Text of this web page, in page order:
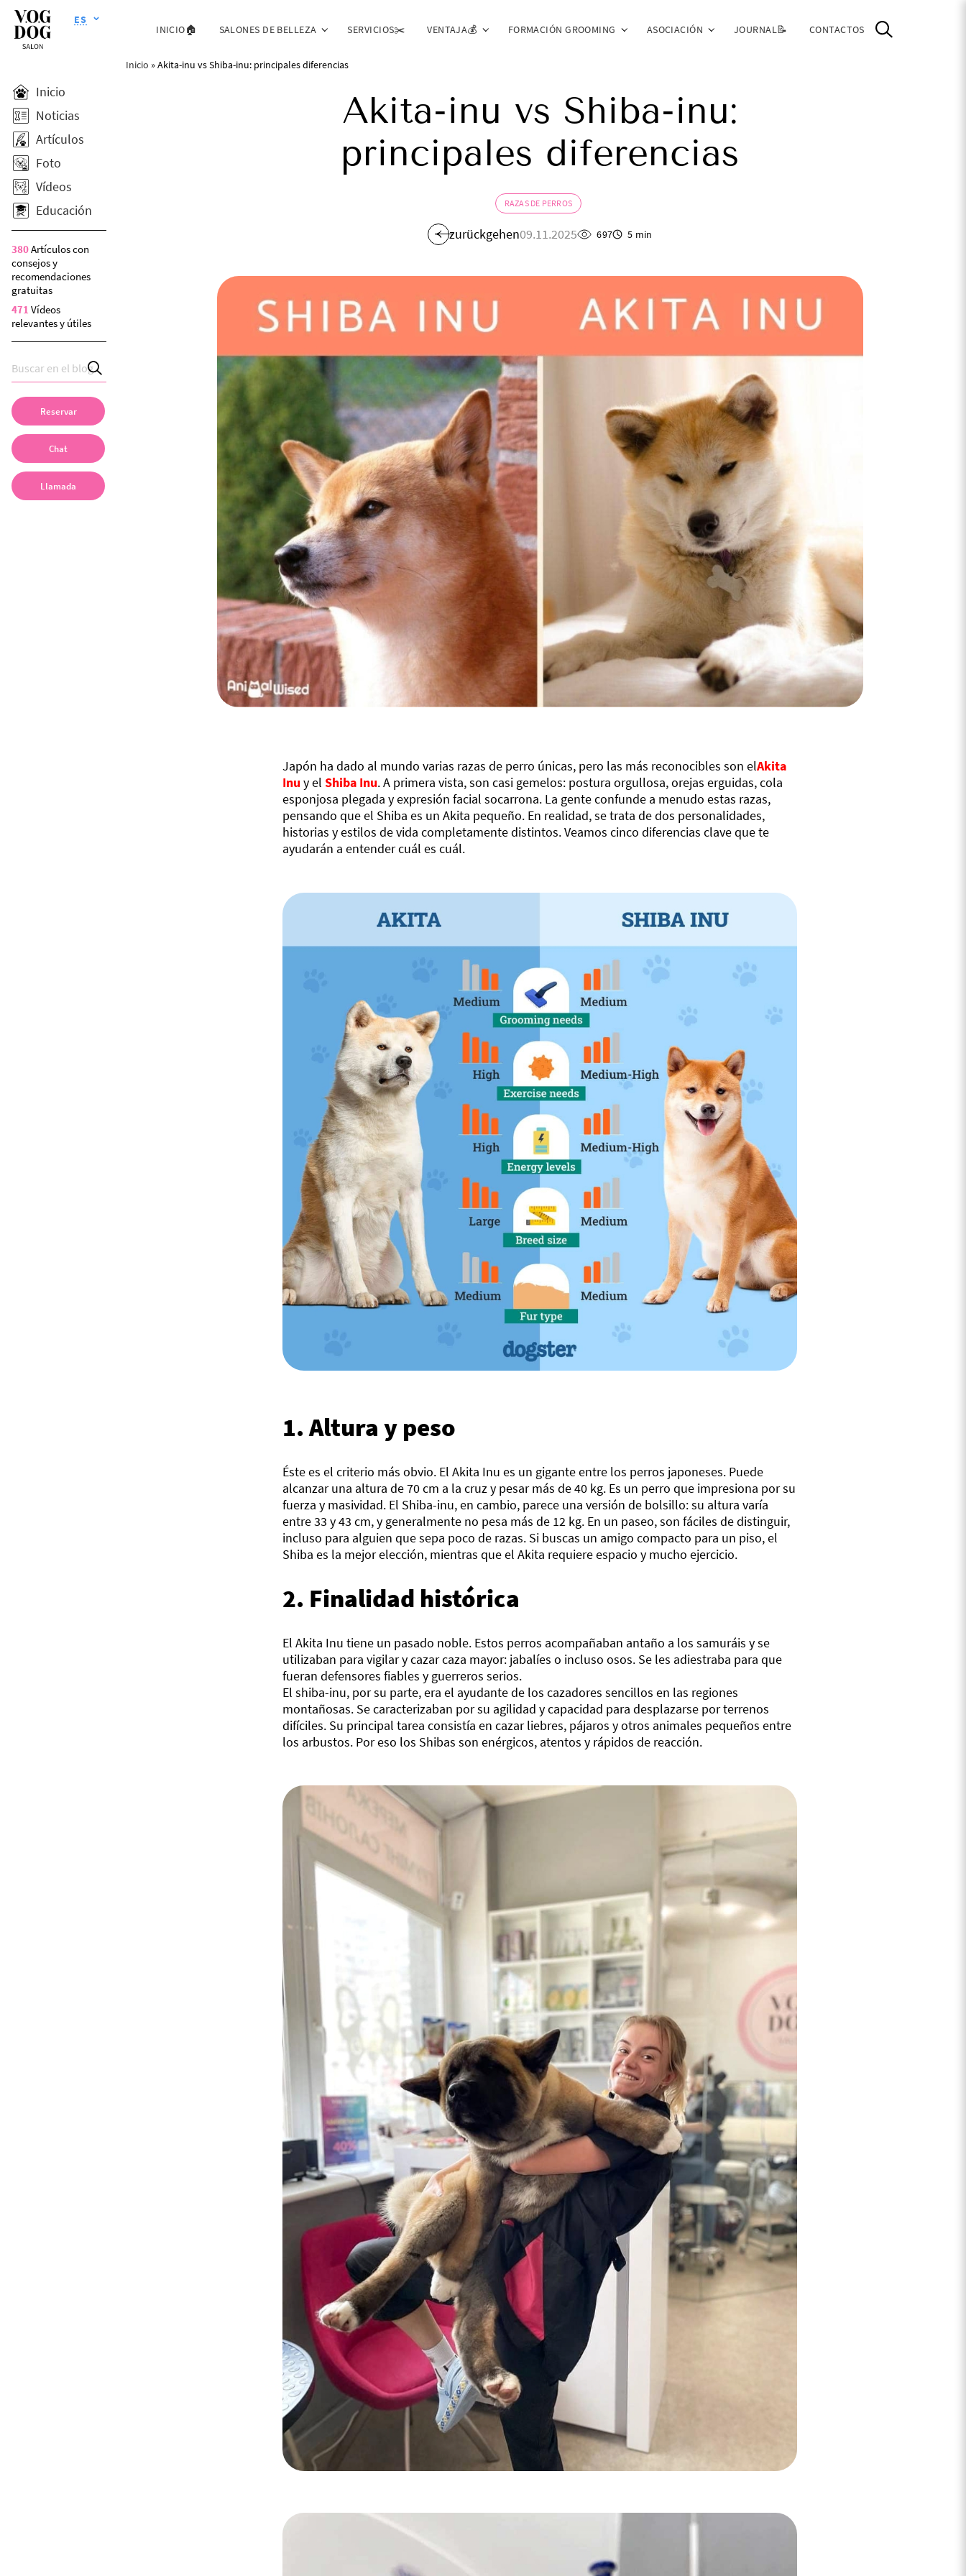
ES
INICIO🏠
SALONES DE BELLEZA SERVICIOS✂️ VENTAJA💰 FORMACIÓN GROOMING ASOCIACIÓN JOURNAL📝 CONTACTOS
Inicio »Akita-inu vs Shiba-inu: principales diferencias
Inicio
Noticias
Artículos
Foto
Vídeos
Educación
380Artículos con
consejos y
recomendaciones
gratuitas
471 Vídeos
relevantes y útiles
Reservar
Chat
Llamada
Akita-inu vs Shiba-inu:
principales diferencias
RAZAS DE PERROS
zurückgehen09.11.2025 697 5 min
Japón ha dado al mundo varias razas de perro únicas, pero las más reconocibles son elAkita
Inu y elShiba Inu. A primera vista, son casi gemelos: postura orgullosa, orejas erguidas, cola
esponjosa plegada y expresión facial socarrona. La gente confunde a menudo estas razas,
pensando que el Shiba es un Akita pequeño. En realidad, se trata de dos personalidades,
historias y estilos de vida completamente distintos. Veamos cinco diferencias clave que te
ayudarán a entender cuál es cuál.
1. Altura y peso
Éste es el criterio más obvio. El Akita Inu es un gigante entre los perros japoneses. Puede
alcanzar una altura de 70 cm a la cruz y pesar más de 40 kg. Es un perro que impresiona por su
fuerza y masividad. El Shiba-inu, en cambio, parece una versión de bolsillo: su altura varía
entre 33 y 43 cm, y generalmente no pesa más de 12 kg. En un paseo, son fáciles de distinguir,
incluso para alguien que sepa poco de razas. Si buscas un amigo compacto para un piso, el
Shiba es la mejor elección, mientras que el Akita requiere espacio y mucho ejercicio.
2. Finalidad histórica
El Akita Inu tiene un pasado noble. Estos perros acompañaban antaño a los samuráis y se
utilizaban para vigilar y cazar caza mayor: jabalíes o incluso osos. Se les adiestraba para que
fueran defensores fiables y guerreros serios.
El shiba-inu, por su parte, era el ayudante de los cazadores sencillos en las regiones
montañosas. Se caracterizaban por su agilidad y capacidad para desplazarse por terrenos
difíciles. Su principal tarea consistía en cazar liebres, pájaros y otros animales pequeños entre
los arbustos. Por eso los Shibas son enérgicos, atentos y rápidos de reacción.